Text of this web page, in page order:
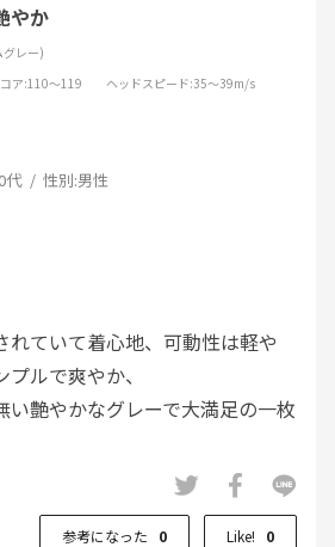
やか
グレー)
ア:110～119 ヘッドスピード:35～39m/s
代 性別:男性
れていて着心地、可動性は軽や
ルで爽やか、
い艶やかなグレーで大満足の一枚
参考になった 0 Like! 0